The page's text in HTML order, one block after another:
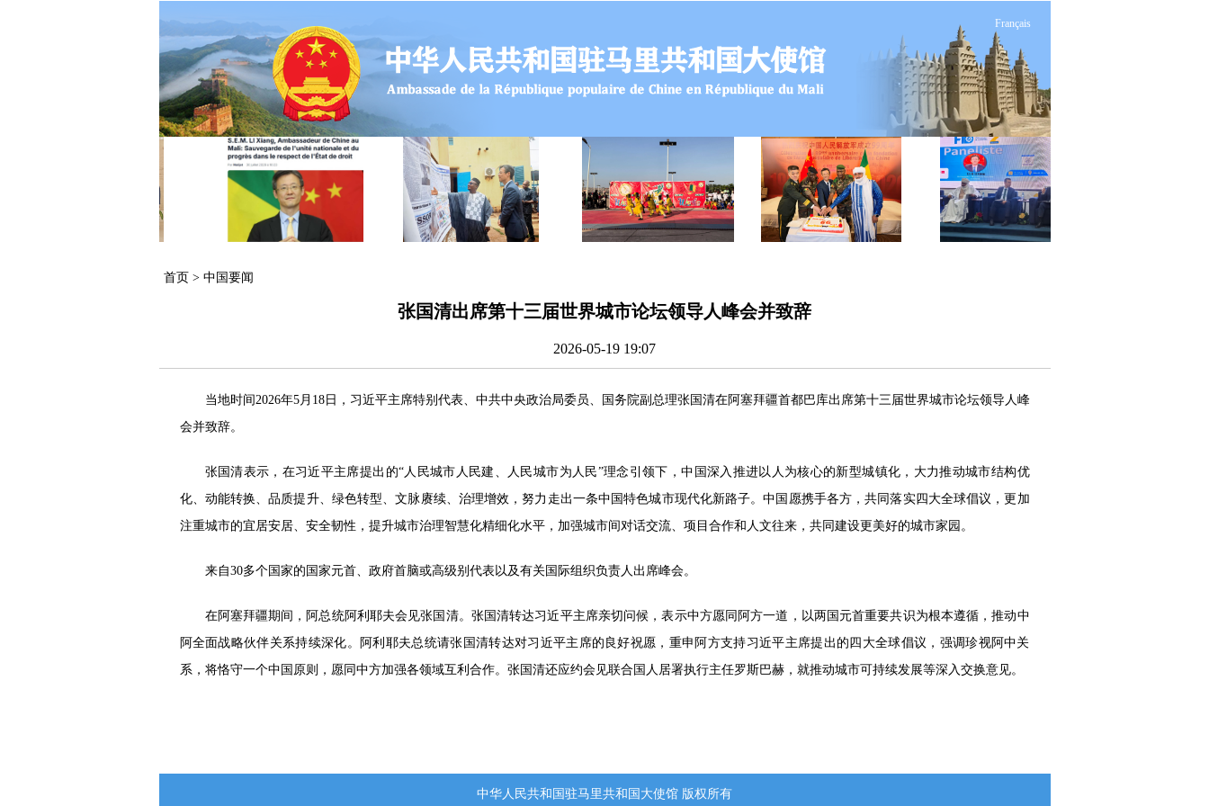
Français
首页 > 中国要闻
张国清出席第十三届世界城市论坛领导人峰会并致辞
2026-05-19 19:07
当地时间2026年5月18日，习近平主席特别代表、中共中央政治局委员、国务院副总理张国清在阿塞拜疆首都巴库出席第十三届世界城市论坛领导人峰
会并致辞。
张国清表示，在习近平主席提出的“人民城市人民建、人民城市为人民”理念引领下，中国深入推进以人为核心的新型城镇化，大力推动城市结构优
化、动能转换、品质提升、绿色转型、文脉赓续、治理增效，努力走出一条中国特色城市现代化新路子。中国愿携手各方，共同落实四大全球倡议，更加
注重城市的宜居安居、安全韧性，提升城市治理智慧化精细化水平，加强城市间对话交流、项目合作和人文往来，共同建设更美好的城市家园。
来自30多个国家的国家元首、政府首脑或高级别代表以及有关国际组织负责人出席峰会。
在阿塞拜疆期间，阿总统阿利耶夫会见张国清。张国清转达习近平主席亲切问候，表示中方愿同阿方一道，以两国元首重要共识为根本遵循，推动中
阿全面战略伙伴关系持续深化。阿利耶夫总统请张国清转达对习近平主席的良好祝愿，重申阿方支持习近平主席提出的四大全球倡议，强调珍视阿中关
系，将恪守一个中国原则，愿同中方加强各领域互利合作。张国清还应约会见联合国人居署执行主任罗斯巴赫，就推动城市可持续发展等深入交换意见。
中华人民共和国驻马里共和国大使馆 版权所有